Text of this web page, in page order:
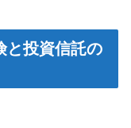
と投資信託の